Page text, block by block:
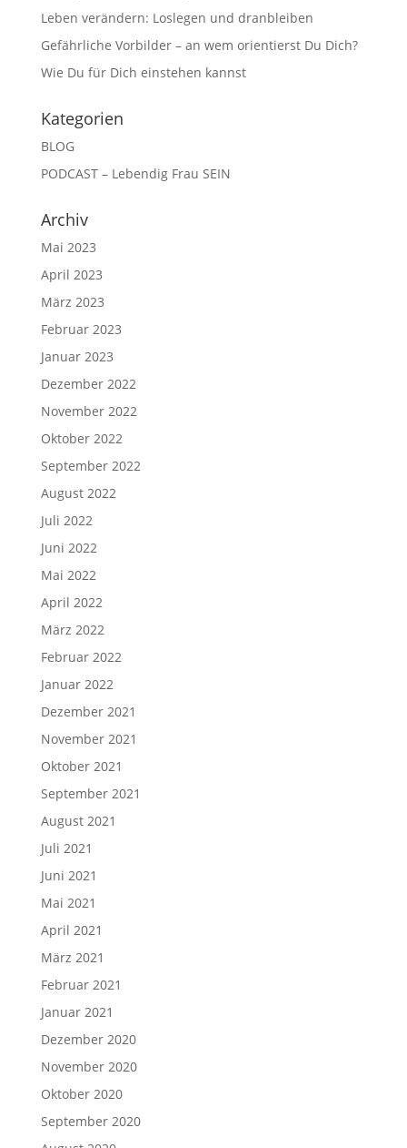
Leben verändern: Loslegen und dranbleiben
Gefährliche Vorbilder – an wem orientierst Du Dich?
Wie Du für Dich einstehen kannst
Kategorien
BLOG
PODCAST – Lebendig Frau SEIN
Archiv
Mai 2023
April 2023
März 2023
Februar 2023
Januar 2023
Dezember 2022
November 2022
Oktober 2022
September 2022
August 2022
Juli 2022
Juni 2022
Mai 2022
April 2022
März 2022
Februar 2022
Januar 2022
Dezember 2021
November 2021
Oktober 2021
September 2021
August 2021
Juli 2021
Juni 2021
Mai 2021
April 2021
März 2021
Februar 2021
Januar 2021
Dezember 2020
November 2020
Oktober 2020
September 2020